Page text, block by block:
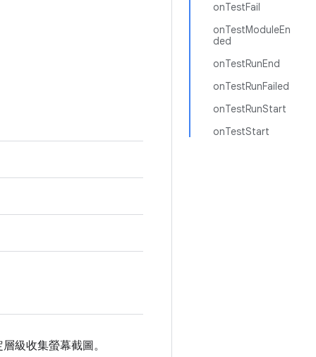
onTestFail
onTestModuleEn
ded
onTestRunEnd
onTestRunFailed
onTestRunStart
onTestStart
級收集螢幕截圖。